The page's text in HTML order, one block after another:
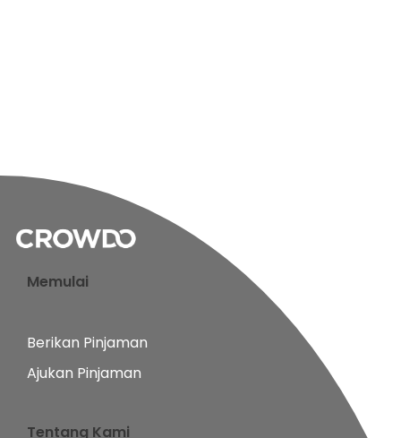
Memulai
Berikan Pinjaman
Ajukan Pinjaman
Tentang Kami